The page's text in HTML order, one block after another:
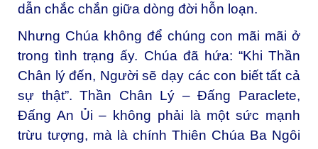
dẫn chắc chắn giữa dòng đời hỗn loạn.
Nhưng Chúa không để chúng con mãi mãi ở
trong tình trạng ấy. Chúa đã hứa: “Khi Thần
Chân lý đến, Người sẽ dạy các con biết tất cả
sự thật”. Thần Chân Lý – Đấng Paraclete,
Đấng An Ủi – không phải là một sức mạnh
trừu tượng, mà là chính Thiên Chúa Ba Ngôi